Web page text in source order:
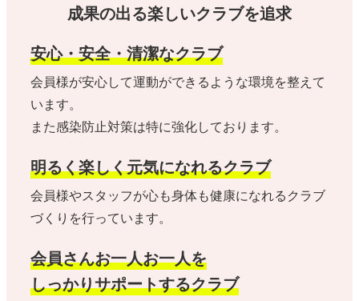
成果の出る楽しいクラブを追求
安心・安全・清潔なクラブ
会員様が安心して運動ができるような環境を整えて
います。
また感染防止対策は特に強化しております。
明るく楽しく元気になれるクラブ
会員様やスタッフが心も身体も健康になれるクラブ
づくりを行っています。
会員さんお一人お一人を
しっかりサポートするクラブ